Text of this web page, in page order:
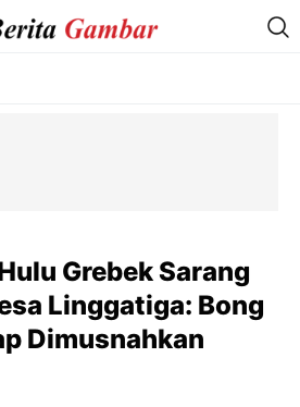
Grebek Sarang
Linggatiga: Bong
Dimusnahkan